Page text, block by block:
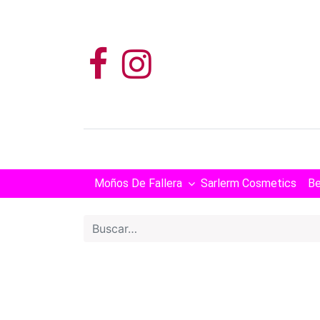
Moños De Fallera Sarlerm Cosmetics